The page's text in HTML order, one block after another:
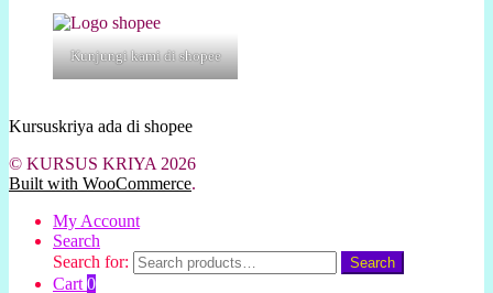
Kunjungi kami di shopee
Kursuskriya ada di shopee
© KURSUS KRIYA 2026
Built with WooCommerce.
My Account
Search
Search for:
Search
Cart 0